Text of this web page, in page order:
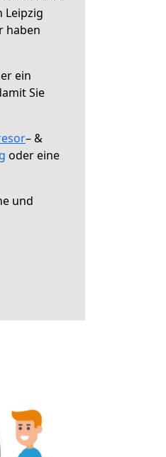
Leipzig
haben
ein
Sie
– &
oder eine
und